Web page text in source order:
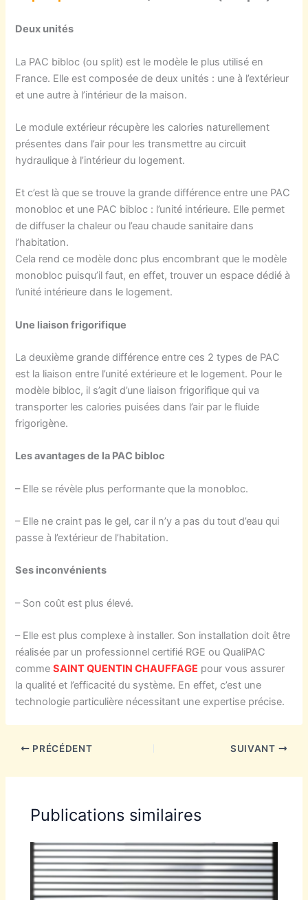
Deux unités
La PAC bibloc (ou split) est le modèle le plus utilisé en
France. Elle est composée de deux unités : une à l’extérieur
et une autre à l’intérieur de la maison.
Le module extérieur récupère les calories naturellement
présentes dans l’air pour les transmettre au circuit
hydraulique à l’intérieur du logement.
Et c’est là que se trouve la grande différence entre une PAC
monobloc et une PAC bibloc : l’unité intérieure. Elle permet
de diffuser la chaleur ou l’eau chaude sanitaire dans
l’habitation.
Cela rend ce modèle donc plus encombrant que le modèle
monobloc puisqu’il faut, en effet, trouver un espace dédié à
l’unité intérieure dans le logement.
Une liaison frigorifique
La deuxième grande différence entre ces 2 types de PAC
est la liaison entre l’unité extérieure et le logement. Pour le
modèle bibloc, il s’agit d’une liaison frigorifique qui va
transporter les calories puisées dans l’air par le fluide
frigorigène.
Les avantages de la PAC bibloc
– Elle se révèle plus performante que la monobloc.
– Elle ne craint pas le gel, car il n’y a pas du tout d’eau qui
passe à l’extérieur de l’habitation.
Ses inconvénients
– Son coût est plus élevé.
– Elle est plus complexe à installer. Son installation doit être
réalisée par un professionnel certifié RGE ou QualiPAC
commeSAINT QUENTIN CHAUFFAGE pour vous assurer
la qualité et l’efficacité du système. En effet, c’est une
technologie particulière nécessitant une expertise précise.
PRÉCÉDENT SUIVANT
Publications similaires